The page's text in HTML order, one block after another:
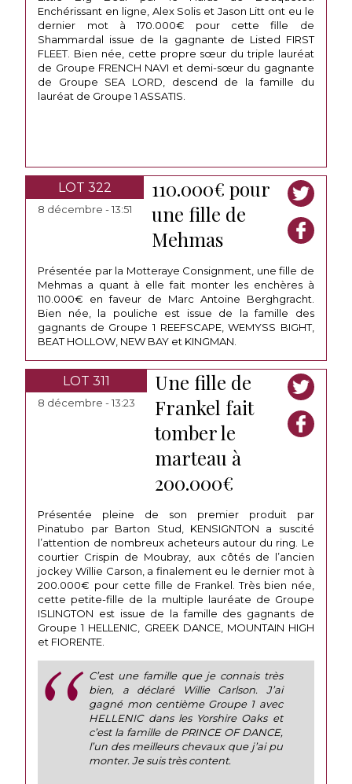
Enchérissant en ligne, Alex Solis et Jason Litt ont eu le
dernier mot à 170.000€ pour cette fille de
Shammardal issue de la gagnante de Listed FIRST
FLEET. Bien née, cette propre sœur du triple lauréat
de Groupe FRENCH NAVI et demi-sœur du gagnante
de Groupe SEA LORD, descend de la famille du
lauréat de Groupe 1 ASSATIS.
LOT 322
8 décembre - 13:51
110.000€ pour
une fille de
Mehmas
Présentée par la Motteraye Consignment, une fille de
Mehmas a quant à elle fait monter les enchères à
110.000€ en faveur de Marc Antoine Berghgracht.
Bien née, la pouliche est issue de la famille des
gagnants de Groupe 1 REEFSCAPE, WEMYSS BIGHT,
BEAT HOLLOW, NEW BAY et KINGMAN.
LOT 311
8 décembre - 13:23
Une fille de
Frankel fait
tomber le
marteau à
200.000€
Présentée pleine de son premier produit par
Pinatubo par Barton Stud, KENSIGNTON a suscité
l’attention de nombreux acheteurs autour du ring. Le
courtier Crispin de Moubray, aux côtés de l’ancien
jockey Willie Carson, a finalement eu le dernier mot à
200.000€ pour cette fille de Frankel. Très bien née,
cette petite-fille de la multiple lauréate de Groupe
ISLINGTON est issue de la famille des gagnants de
Groupe 1 HELLENIC, GREEK DANCE, MOUNTAIN HIGH
et FIORENTE.
C’est une famille que je connais très
bien, a déclaré Willie Carlson. J’ai
gagné mon centième Groupe 1 avec
HELLENIC dans les Yorshire Oaks et
c’est la famille de PRINCE OF DANCE,
l’un des meilleurs chevaux que j’ai pu
monter. Je suis très content.